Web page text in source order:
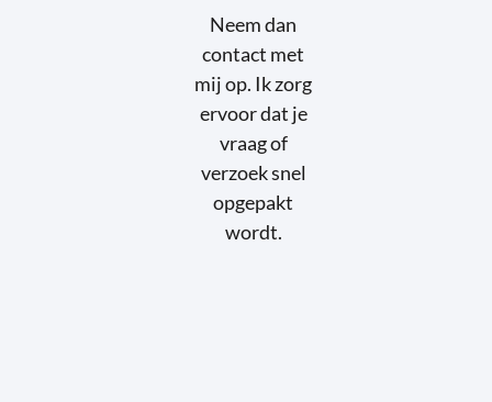
Neem dan
contact met
mij op. Ik zorg
ervoor dat je
vraag of
verzoek snel
opgepakt
wordt.